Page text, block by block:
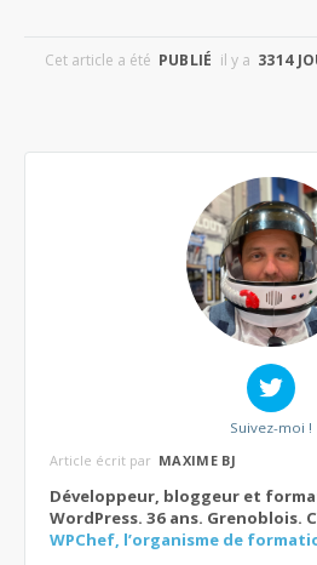
Cet article a été PUBLIÉ il y a 3314
Suivez-moi !
Article écrit par MAXIME BJ
Développeur, bloggeur et
WordPress. 36 ans. Grenoblois.
WPChef, l’organisme de